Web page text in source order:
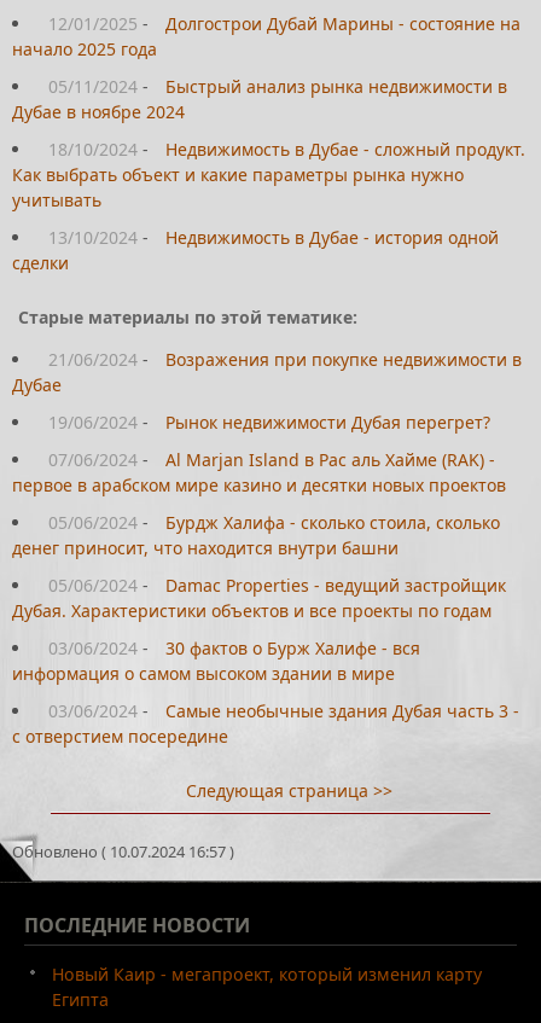
12/01/2025 -
Долгострои Дубай Марины - состояние на
начало 2025 года
05/11/2024 -
Быстрый анализ рынка недвижимости в
Дубае в ноябре 2024
18/10/2024 -
Недвижимость в Дубае - сложный продукт.
Как выбрать объект и какие параметры рынка нужно
учитывать
13/10/2024 -
Недвижимость в Дубае - история одной
сделки
Старые материалы по этой тематике:
21/06/2024 -
Возражения при покупке недвижимости в
Дубае
19/06/2024 -
Рынок недвижимости Дубая перегрет?
07/06/2024 -
Al Marjan Island в Рас аль Хайме (RAK) -
первое в арабском мире казино и десятки новых проектов
05/06/2024 -
Бурдж Халифа - сколько стоила, сколько
денег приносит, что находится внутри башни
05/06/2024 -
Damac Properties - ведущий застройщик
Дубая. Характеристики объектов и все проекты по годам
03/06/2024 -
30 фактов о Бурж Халифе - вся
информация о самом высоком здании в мире
03/06/2024 -
Самые необычные здания Дубая часть 3 -
с отверстием посередине
Следующая страница >>
Обновлено ( 10.07.2024 16:57 )
ПОСЛЕДНИЕ НОВОСТИ
Новый Каир - мегапроект, который изменил карту
Египта